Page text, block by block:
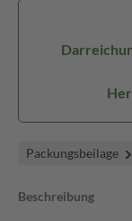
Packungsbeilage
Beschreibung